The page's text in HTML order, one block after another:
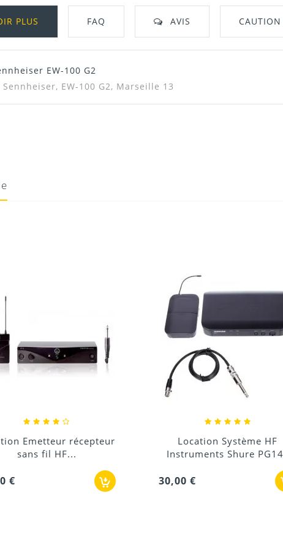
PLUS FAQ AVIS CAUTION
Télécharger Dans L'onglet "Téléchargement"
EW-100 G2
EW-100 G2, Marseille 13
Système HF
Shure PG14E
€
Location Micro HF Chant
Sennheiser (sans...
28,50 €